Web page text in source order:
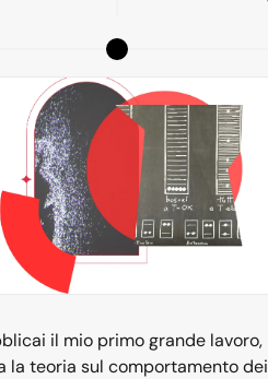
il mio primo grande lavoro,
la teoria sul comportamento dei